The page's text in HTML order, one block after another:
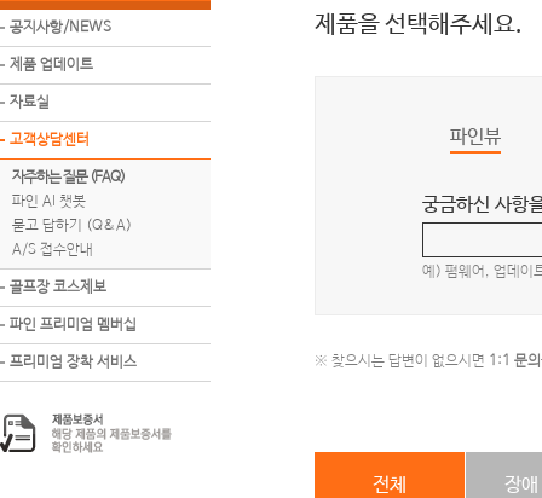
공지사항/NEWS
제품 업데이트
자료실
고객상담센터
자주하는 질문 (FAQ)
파인 AI 챗봇
묻고 답하기 (Q&A)
A/S 접수안내
골프장 코스제보
파인 프리미엄 멤버십
프리미엄 장착 서비스
제품을 선택해주세요.
파인뷰
궁금하신 사항
예) 펌웨어, 업데
※ 찾으시는 답변이 없으시면 1:1 문의
전체 장